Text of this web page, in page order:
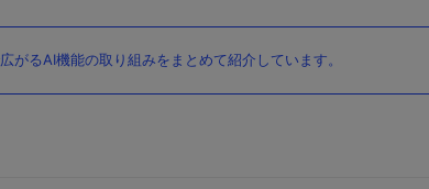
るAI機能の取り組みをまとめて紹介しています。